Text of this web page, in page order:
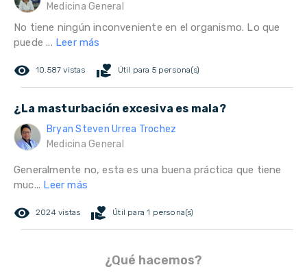
Medicina General
No tiene ningún inconveniente en el organismo. Lo que
puede ... Leer más
remove_red_eye 10.587 vistas volunteer_activism Útil para 5 persona(s)
¿La masturbación excesiva es mala?
Bryan Steven Urrea Trochez
Medicina General
Generalmente no, esta es una buena práctica que tiene
muc... Leer más
remove_red_eye 2024 vistas volunteer_activism Útil para 1 persona(s)
¿Qué hacemos?